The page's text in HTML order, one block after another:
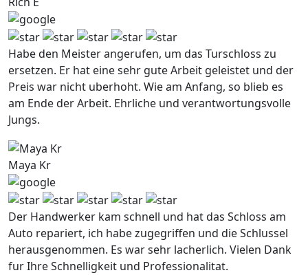
Habe den Meister angerufen, um das Turschloss zu
ersetzen. Er hat eine sehr gute Arbeit geleistet und der
Preis war nicht uberhoht. Wie am Anfang, so blieb es
am Ende der Arbeit. Ehrliche und verantwortungsvolle
Jungs.
Maya Kr
Der Handwerker kam schnell und hat das Schloss am
Auto repariert, ich habe zugegriffen und die Schlussel
herausgenommen. Es war sehr lacherlich. Vielen Dank
fur Ihre Schnelligkeit und Professionalitat.